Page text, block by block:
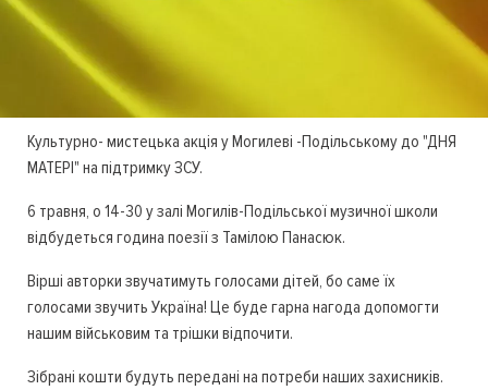
Культурно- мистецька акція у Могилеві -Подільському до "ДНЯ
МАТЕРІ" на підтримку ЗСУ.
6 травня, о 14-30 у залі Могилів-Подільської музичної школи
відбудеться година поезії з Тамілою Панасюк.
Вірші авторки звучатимуть голосами дітей, бо саме їх
голосами звучить Україна! Це буде гарна нагода допомогти
нашим військовим та трішки відпочити.
Зібрані кошти будуть передані на потреби наших захисників.